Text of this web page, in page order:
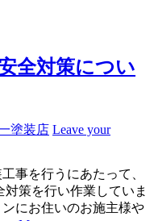
全対策につい
塗装店 Leave your
事を行うにあたって、
策を行い作業していま
にお住いのお施主様や